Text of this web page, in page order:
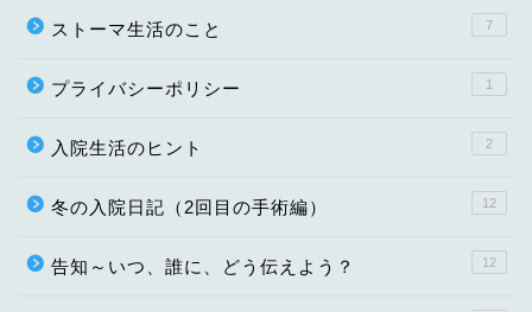
ストーマ生活のこと 7
プライバシーポリシー 1
入院生活のヒント 2
冬の入院日記（2回目の手術編） 12
告知～いつ、誰に、どう伝えよう？ 12